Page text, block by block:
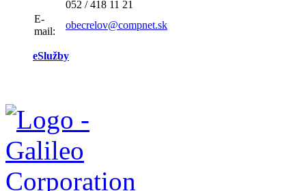
052 / 418 11 21
E-
mail:
obecrelov@compnet.sk
eSlužby